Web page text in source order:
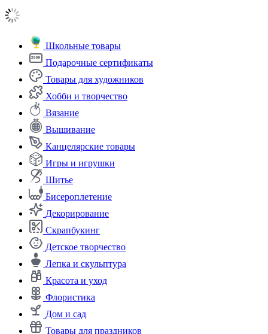
Школьные товары
Подарочные сертификаты
Товары для художников
Хобби и творчество
Вязание
Вышивание
Канцелярские товары
Игры и игрушки
Шитье
Бисероплетение
Декорирование
Скрапбукинг
Детское творчество
Лепка и скульптура
Красота и уход
Флористика
Дом и сад
Товары для праздников